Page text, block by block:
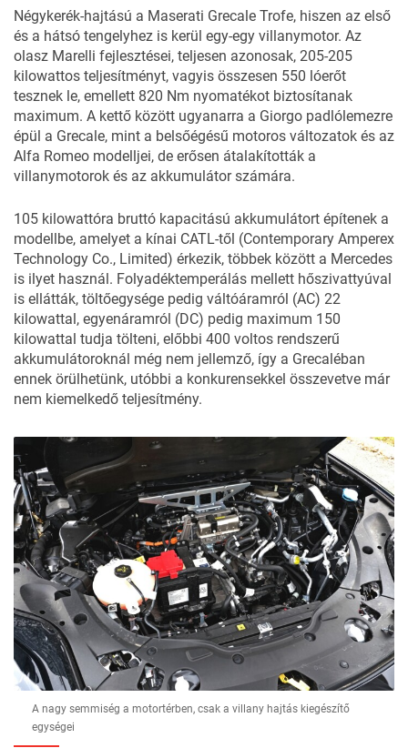
Négykerék-hajtású a Maserati Grecale Trofe, hiszen az első
és a hátsó tengelyhez is kerül egy-egy villanymotor. Az
olasz Marelli fejlesztései, teljesen azonosak, 205-205
kilowattos teljesítményt, vagyis összesen 550 lóerőt
tesznek le, emellett 820 Nm nyomatékot biztosítanak
maximum. A kettő között ugyanarra a Giorgo padlólemezre
épül a Grecale, mint a belsőégésű motoros változatok és az
Alfa Romeo modelljei, de erősen átalakították a
villanymotorok és az akkumulátor számára.
105 kilowattóra bruttó kapacitású akkumulátort építenek a
modellbe, amelyet a kínai CATL-től (Contemporary Amperex
Technology Co., Limited) érkezik, többek között a Mercedes
is ilyet használ. Folyadéktemperálás mellett hőszivattyúval
is ellátták, töltőegysége pedig váltóáramról (AC) 22
kilowattal, egyenáramról (DC) pedig maximum 150
kilowattal tudja tölteni, előbbi 400 voltos rendszerű
akkumulátoroknál még nem jellemző, így a Grecaléban
ennek örülhetünk, utóbbi a konkurensekkel összevetve már
nem kiemelkedő teljesítmény.
A nagy semmiség a motortérben, csak a villany hajtás kiegészítő
egységei